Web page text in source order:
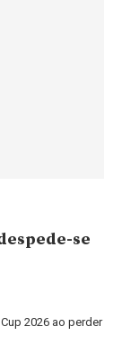
se
2026 ao perder